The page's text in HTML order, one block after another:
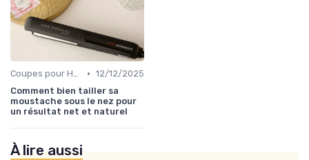
Coupes pour Hommes • 12/12/2025
Comment bien tailler sa
moustache sous le nez pour
un résultat net et naturel
À lire aussi